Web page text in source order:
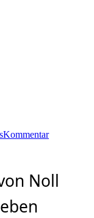
Kommentar
Noll